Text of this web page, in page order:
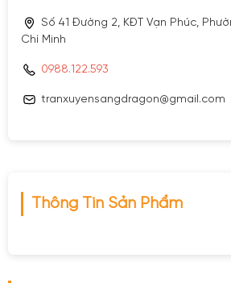
Số 41 Đường 2, KĐT Vạn Phúc,
Chí Minh
0988.122.593
tranxuyensangdragon@gmail.com
Thông Tin Sản Phẩm